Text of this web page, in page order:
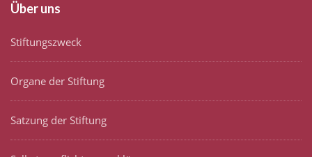
Über uns
Stiftungszweck
Organe der Stiftung
Satzung der Stiftung